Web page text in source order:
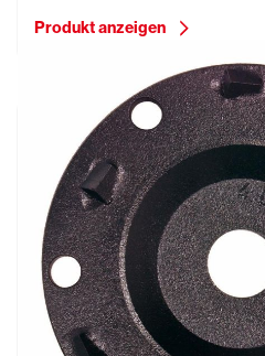
Produkt anzeigen